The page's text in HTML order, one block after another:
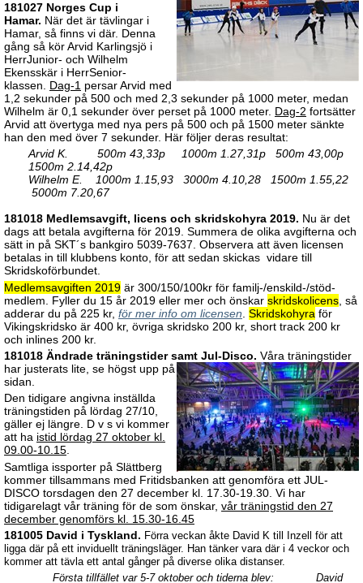
181027 Norges Cup i
Hamar. När det är tävlingar i
Hamar, så finns vi där. Denna
gång så kör Arvid Karlingsjö i
HerrJunior- och Wilhelm
Ekensskär i HerrSenior-
klassen. Dag-1 persar Arvid med
1,2 sekunder på 500 och med 2,3 sekunder på 1000 meter, medan
Wilhelm är 0,1 sekunder över perset på 1000 meter. Dag-2 fortsätter
Arvid att övertyga med nya pers på 500 och på 1500 meter sänkte
han den med över 7 sekunder. Här följer deras resultat:
Arvid K. 500m 43,33p 1000m 1.27,31p 500m 43,00p
1500m 2.14,42p
Wilhelm E. 1000m 1.15,93 3000m 4.10,28 1500m 1.55,22
5000m 7.20,67
181018 Medlemsavgift, licens och skridskohyra 2019. Nu är det
dags att betala avgifterna för 2019. Summera de olika avgifterna och
sätt in på SKT´s bankgiro 5039-7637. Observera att även licensen
betalas in till klubbens konto, för att sedan skickas vidare till
Skridskoförbundet.
Medlemsavgiften 2019 är 300/150/100kr för familj-/enskild-/stöd-
medlem. Fyller du 15 år 2019 eller mer och önskar skridskolicens , så
adderar du på 225 kr, för mer info om licensen Skridskohyra för
Vikingskridsko är 400 kr, övriga skridsko 200 kr, short track 200 kr
och inlines 200 kr.
181018 Ändrade träningstider samt Jul-Disco. Våra träningstider
har justerats lite, se högst upp på
sidan.
Den tidigare angivna inställda
träningstiden på lördag 27/10,
gäller ej längre. D v s vi kommer
att ha istid lördag 27 oktober kl.
09.00-10.15.
Samtliga issporter på Slättberg
kommer tillsammans med Fritidsbanken att genomföra ett JUL-
DISCO torsdagen den 27 december kl. 17.30-19.30. Vi har
tidigarelagt vår träning för de som önskar, vår träningstid den 27
december genomförs kl. 15.30-16.45
181005 David i Tyskland. Förra veckan åkte David K till Inzell för att
ligga där på ett inviduellt träningsläger. Han tänker vara där i 4 veckor och
kommer att tävla ett antal gånger på diverse olika distanser.
Första tillfället var 5-7 oktober och tiderna blev: David